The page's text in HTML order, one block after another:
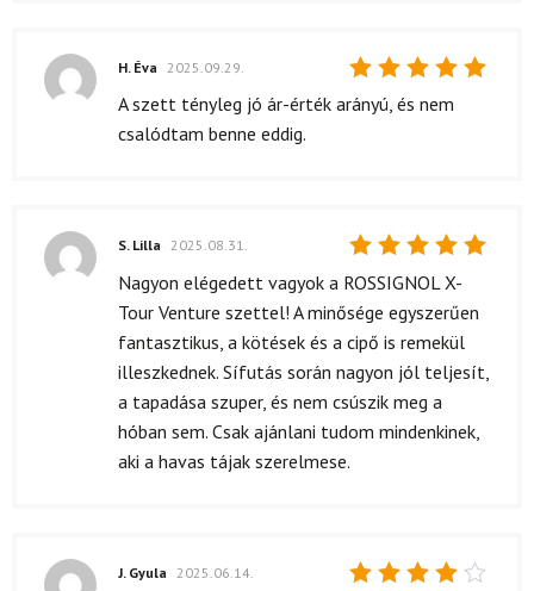
Értékelés:
/ 5
H. Éva 2025.09.29.
A szett tényleg jó ár-érték arányú, és nem
csalódtam benne eddig.
Értékelés:
S. Lilla 2025.08.31.
Nagyon elégedett vagyok a ROSSIGNOL X-
Tour Venture szettel! A minősége egyszerűen
fantasztikus, a kötések és a cipő is remekül
illeszkednek. Sífutás során nagyon jól teljesít,
a tapadása szuper, és nem csúszik meg a
hóban sem. Csak ajánlani tudom mindenkinek,
aki a havas tájak szerelmese.
J. Gyula 2025.06.14.